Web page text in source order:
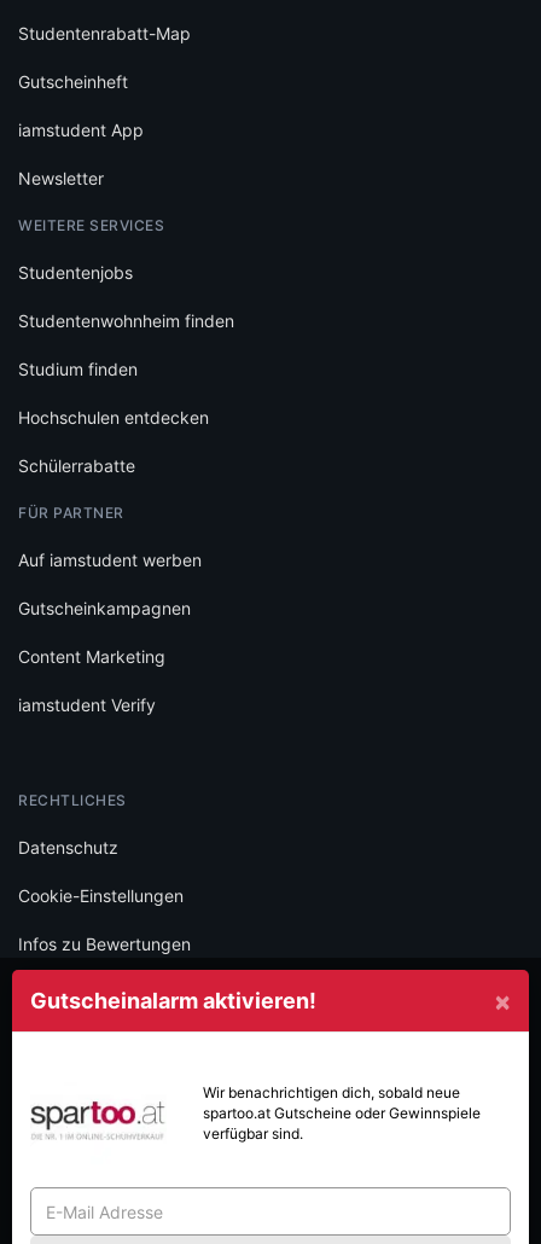
×
Gutscheinalarm aktivieren!
Wir benachrichtigen dich, sobald neue
spartoo.atGutscheine oder Gewinnspiele
verfügbar sind.
Studentenrabatt-Map
Gutscheinheft
iamstudent App
Newsletter
WEITERE SERVICES
Studentenjobs
Studentenwohnheim finden
Studium finden
Hochschulen entdecken
Schülerrabatte
FÜR PARTNER
Auf iamstudent werben
Gutscheinkampagnen
Content Marketing
iamstudent Verify
RECHTLICHES
Datenschutz
Cookie-Einstellungen
Infos zu Bewertungen
AGB
Folge iamstudent und verpasse keine Deals mehr.